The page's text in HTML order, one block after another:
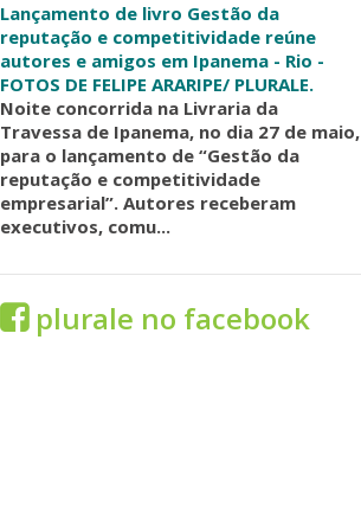
Lançamento de livro Gestão da
reputação e competitividade reúne
autores e amigos em Ipanema - Rio -
FOTOS DE FELIPE ARARIPE/ PLURALE.
Noite concorrida na Livraria da
Travessa de Ipanema, no dia 27 de maio,
para o lançamento de “Gestão da
reputação e competitividade
empresarial”. Autores receberam
executivos, comu...
plurale no facebook